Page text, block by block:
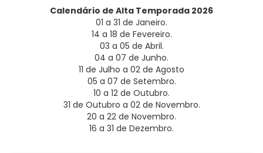
Calendário de Alta Temporada 2026
01 a 31 de Janeiro.
14 a 18 de Fevereiro.
03 a 05 de Abril.
04 a 07 de Junho.
11 de Julho a 02 de Agosto
05 a 07 de Setembro.
10 a 12 de Outubro.
31 de Outubro a 02 de Novembro.
20 a 22 de Novembro.
16 a 31 de Dezembro.